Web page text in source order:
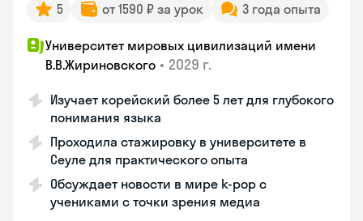
5 от 1590 ₽ за урок 3 года опыта
Университет мировых цивилизаций имени
В.В.Жириновского • 2029 г.
Изучает корейский более 5 лет для глубокого
понимания языка
Проходила стажировку в университете в
Сеуле для практического опыта
Обсуждает новости в мире k-pop с
учениками с точки зрения медиа